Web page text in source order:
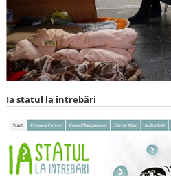
Ia statul la întrebări